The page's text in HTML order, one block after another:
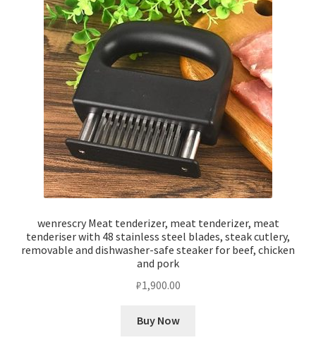
wenrescry Meat tenderizer, meat tenderizer, meat
tenderiser with 48 stainless steel blades, steak cutlery,
removable and dishwasher-safe steaker for beef, chicken
and pork
₽1,900.00
Buy Now